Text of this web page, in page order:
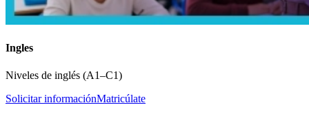
Ingles
Niveles de inglés (A1–C1)
Solicitar informaciónMatricúlate